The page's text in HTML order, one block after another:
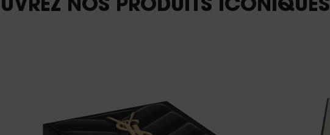
NOS PRODUITS ICONIQUES